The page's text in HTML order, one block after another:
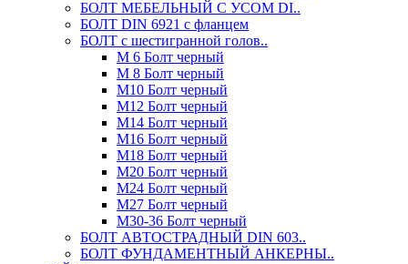
БОЛТ МЕБЕЛЬНЫЙ С УСОМ DI..
БОЛТ DIN 6921 c фланцем
БОЛТ с шестигранной голов..
М 6 Болт черный
М 8 Болт черный
М10 Болт черный
М12 Болт черный
М14 Болт черный
М16 Болт черный
М18 Болт черный
М20 Болт черный
М24 Болт черный
М27 Болт черный
М30-36 Болт черный
БОЛТ АВТОСТРАДНЫЙ DIN 603..
БОЛТ ФУНДАМЕНТНЫЙ АНКЕРНЫ..